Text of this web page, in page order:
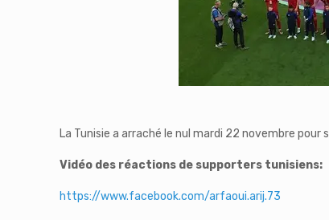
La Tunisie a arraché le nul mardi 22 novembre
Vidéo des réactions de supporters tunisiens:
https://www.facebook.com/arfaoui.arij.73